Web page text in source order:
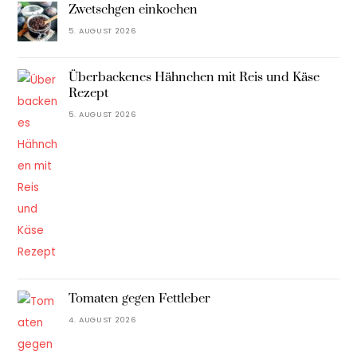
Zwetschgen einkochen
5. AUGUST 2026
Überbackenes Hähnchen mit Reis und Käse
Rezept
5. AUGUST 2026
Tomaten gegen Fettleber
4. AUGUST 2026